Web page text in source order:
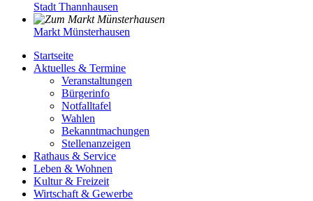
Stadt Thannhausen
Markt Münsterhausen
Startseite
Aktuelles & Termine
Veranstaltungen
Bürgerinfo
Notfalltafel
Wahlen
Bekanntmachungen
Stellenanzeigen
Rathaus & Service
Leben & Wohnen
Kultur & Freizeit
Wirtschaft & Gewerbe